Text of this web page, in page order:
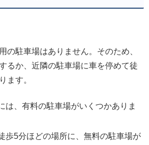
の駐車場はありません。そのため、
るか、近隣の駐車場に車を停めて徒
ます。
は、有料の駐車場がいくつかありま
歩5分ほどの場所に、無料の駐車場が